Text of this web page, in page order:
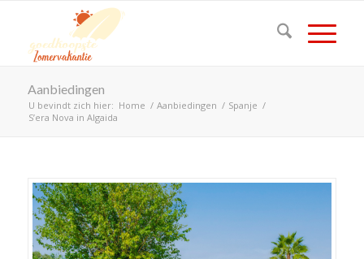
Aanbiedingen
U bevindt zich hier: Home / Aanbiedingen / Spanje /
S’era Nova in Algaida